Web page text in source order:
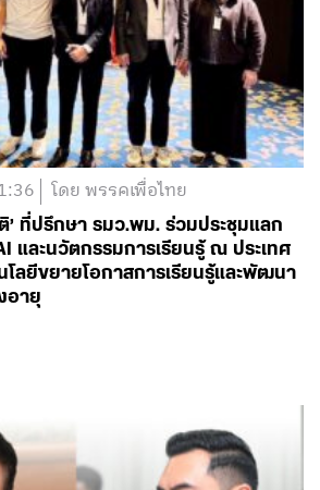
โดย พรรคเพื่อไทย
’ ที่ปรึกษา รมว.พม. ร่วมประชุมแลก
และนวัตกรรมการเรียนรู้ ณ ประเทศ
นโลยีขยายโอกาสการเรียนรู้และพัฒนา
อายุ